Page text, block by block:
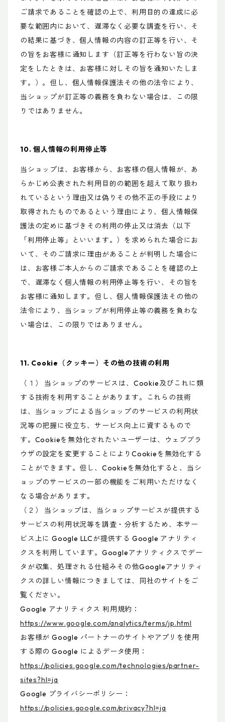
ご請求であることを確認の上で、利用目的の達成に必
要な範囲内において、遅滞なく必要な調査を行い、そ
の結果に基づき、個人情報の内容の訂正等を行い、そ
の旨をお客様に通知します（訂正等を行わない旨の決
定をしたときは、お客様に対しその旨を通知いたしま
す。）。但し、個人情報保護法その他の法令により、
当ショップが訂正等の義務を負わない場合は、この限
りではありません。
10. 個人情報の利用停止等
当ショップは、お客様から、お客様の個人情報が、あ
らかじめ公表された利用目的の範囲を超えて取り扱わ
れているという理由又は偽りその他不正の手段により
取得されたものであるという理由により、個人情報保
護法の定めに基づきその利用の停止又は消去（以下
「利用停止等」といいます。）を求められた場合にお
いて、そのご請求に理由があることが判明した場合に
は、お客様ご本人からのご請求であることを確認の上
で、遅滞なく個人情報の利用停止等を行い、その旨を
お客様に通知します。但し、個人情報保護法その他の
法令により、当ショップが利用停止等の義務を負わな
い場合は、この限りではありません。
11. Cookie（クッキー）その他の技術の利用
（１） 当ショップのサービスは、Cookie及びこれに類
する技術を利用することがあります。これらの技術
は、当ショップによる当ショップのサービスの利用状
況等の把握に役立ち、サービス向上に資するもので
す。Cookieを無効化されたいユーザーは、ウェブブラ
ウザの設定を変更することによりCookieを無効化する
ことができます。但し、Cookieを無効化すると、当シ
ョップのサービスの一部の機能をご利用いただけなく
なる場合があります。
（２） 当ショップは、当ショップサービスが提供する
サービスの利用状況等を調査・分析するため、本サー
ビス上に Google LLCが提供する Google アナリティ
クスを利用しています。Googleアナリティクスでデー
タが収集、処理される仕組みその他Googleアナリティ
クスの詳しい情報につきましては、同社のサイトをご
覧ください。
Google アナリティクス 利用規約：
https://www.google.com/analytics/terms/jp.html
お客様が Google パートナーのサイトやアプリを使用
する際の Google によるデータ使用：
https://policies.google.com/technologies/partner-
sites?hl=ja
Google プライバシーポリシー：
https://policies.google.com/privacy?hl=ja